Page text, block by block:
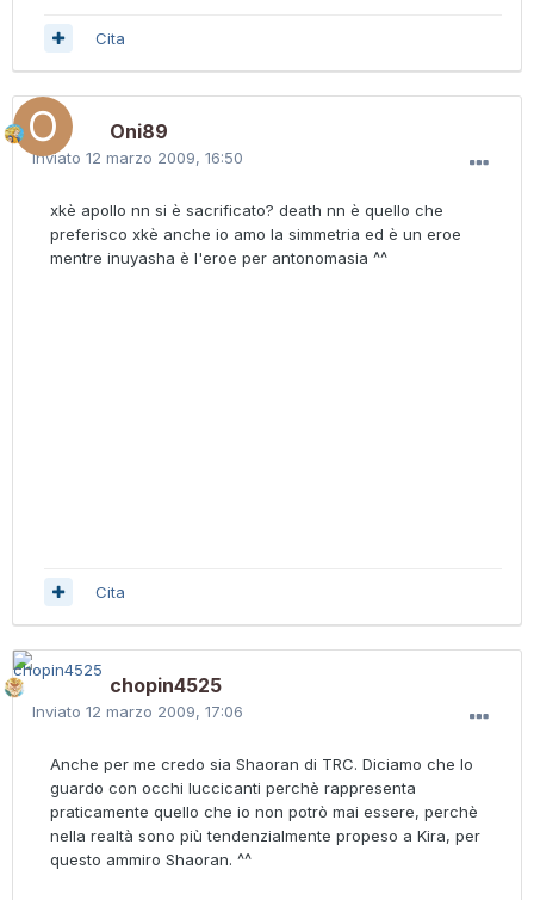
Cita
Oni89
Inviato 12 marzo 2009, 16:50
xkè apollo nn si è sacrificato? death nn è quello che
preferisco xkè anche io amo la simmetria ed è un eroe
mentre inuyasha è l'eroe per antonomasia ^^
Cita
chopin4525
Inviato 12 marzo 2009, 17:06
Anche per me credo sia Shaoran di TRC. Diciamo che lo
guardo con occhi luccicanti perchè rappresenta
praticamente quello che io non potrò mai essere, perchè
nella realtà sono più tendenzialmente propeso a Kira, per
questo ammiro Shaoran. ^^